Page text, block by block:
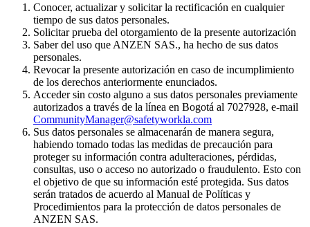
Conocer, actualizar y solicitar la rectificación en cualquier
tiempo de sus datos personales.
Solicitar prueba del otorgamiento de la presente autorización
Saber del uso que ANZEN SAS., ha hecho de sus datos
personales.
Revocar la presente autorización en caso de incumplimiento
de los derechos anteriormente enunciados.
Acceder sin costo alguno a sus datos personales previamente
autorizados a través de la línea en Bogotá al 7027928, e-mail
CommunityManager@safetyworkla.com
Sus datos personales se almacenarán de manera segura,
habiendo tomado todas las medidas de precaución para
proteger su información contra adulteraciones, pérdidas,
consultas, uso o acceso no autorizado o fraudulento. Esto con
el objetivo de que su información esté protegida. Sus datos
serán tratados de acuerdo al Manual de Políticas y
Procedimientos para la protección de datos personales de
ANZEN SAS.